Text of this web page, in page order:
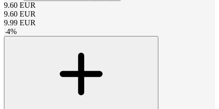
9.60 EUR
9.60 EUR
9.99 EUR
-4%